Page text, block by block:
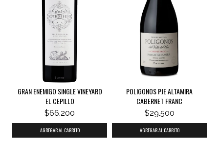
GRAN ENEMIGO SINGLE VINEYARD
EL CEPILLO
$66.200
POLIGONOS PJE ALTAMIRA
CABERNET FRANC
$29.500